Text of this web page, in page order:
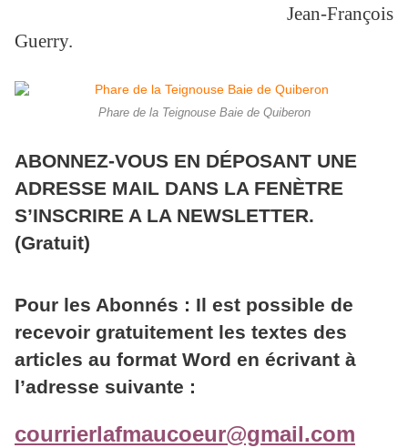
Jean-François
Guerry.
Phare de la Teignouse Baie de Quiberon
ABONNEZ-VOUS EN DÉPOSANT UNE
ADRESSE MAIL DANS LA FENÈTRE
S’INSCRIRE A LA NEWSLETTER.
(Gratuit)
Pour les Abonnés : Il est possible de
recevoir gratuitement les textes des
articles au format Word en écrivant à
l’adresse suivante :
courrierlafmaucoeur@gmail.com